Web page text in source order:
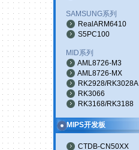
SAMSUNG系列
RealARM6410
S5PC100
MID系列
AML8726-M3
AML8726-MX
RK2928/RK3028A
RK3066
RK3168/RK3188
MIPS开发板
CTDB-CN50XX